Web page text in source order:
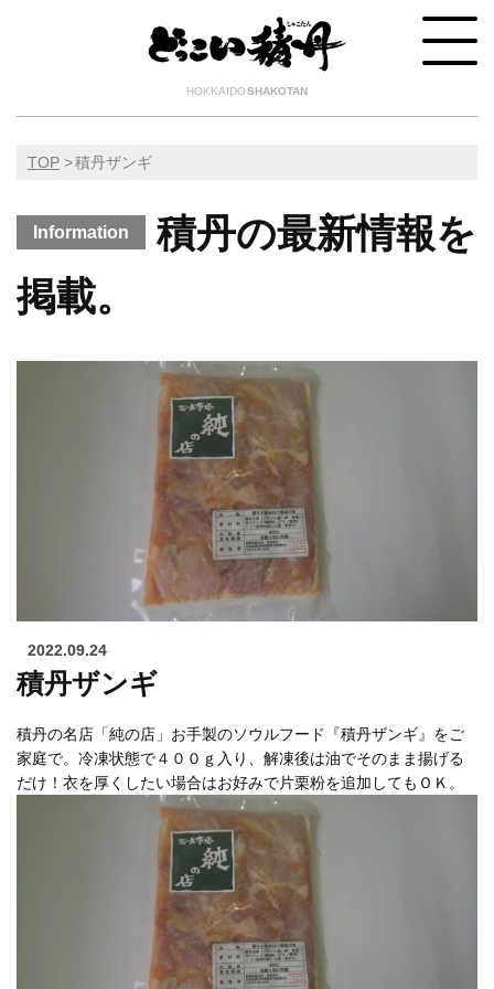
HOKKAIDOSHAKOTAN
TOP 積丹ザンギ
Information
積丹の最新情報を
掲載。
2022.09.24
積丹ザンギ
積丹の名店「純の店」お手製のソウルフード『積丹ザンギ』をご
家庭で。冷凍状態で４００ｇ入り、解凍後は油でそのまま揚げる
だけ！衣を厚くしたい場合はお好みで片栗粉を追加してもＯＫ。